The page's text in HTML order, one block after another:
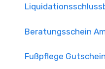
Beratungsschein
Fußpflege